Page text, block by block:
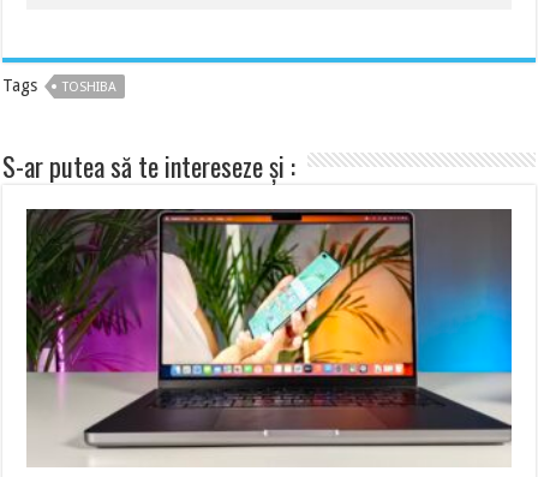
Tags TOSHIBA
S-ar putea să te intereseze și :